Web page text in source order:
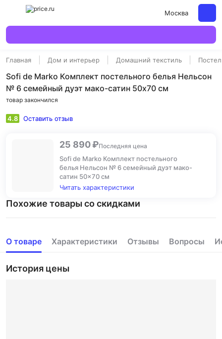
Москва
Главная Дом и интерьер Домашний текстиль
Sofi de Marko Комплект постельного белья Нельсон
№ 6 семейный дуэт мако-сатин 50x70 см
товар закончился
4.8 Оставить отзыв
25 890 ₽Последняя цена
Sofi de Marko Комплект постельного
белья Нельсон № 6 семейный дуэт мако-
сатин 50x70 см
Читать характеристики
Похожие товары со скидками
О товаре Характеристики Отзывы Вопросы
История цены